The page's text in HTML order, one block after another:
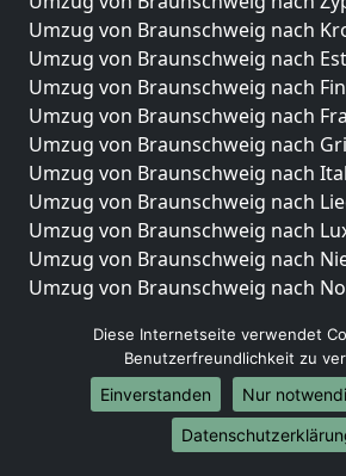
Umzug von Braunschweig nach
Umzug von Braunschweig nach
Umzug von Braunschweig nach
Umzug von Braunschweig nach
Umzug von Braunschweig nach
Umzug von Braunschweig nach
Umzug von Braunschweig nach
Umzug von Braunschweig nach
Umzug von Braunschweig nach
Umzug von Braunschweig nach
Umzüge-Deutschlandweit
Umzug von Braunschweig nach
Umzug von Braunschweig nach
Umzug von Braunschweig nach
Umzug von Braunschweig nach
Diese Internetseite verwendet
Benutzerfreundlichkeit zu
Einverstanden
Nur